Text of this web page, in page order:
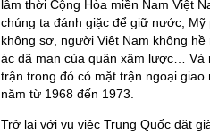
lâm thời Cộng Hòa miền Nam Việt
chúng ta đánh giặc để giữ nước,
không sợ, người Việt Nam không
ác dã man của quân xâm lược… Và
trận trong đó có mặt trận ngoại
năm từ 1968 đến 1973.
Trở lại với vụ việc Trung Quốc đặt